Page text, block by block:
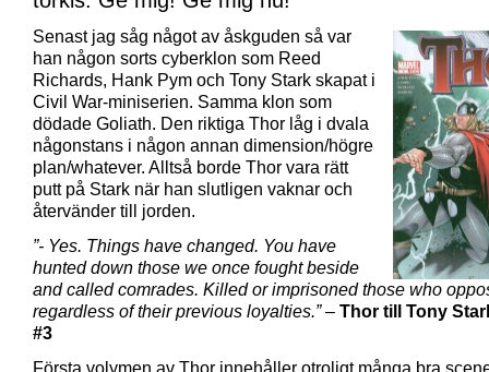
Senast jag såg något av åskguden så var
han någon sorts cyberklon som Reed
Richards, Hank Pym och Tony Stark skapat i
Civil War-miniserien. Samma klon som
dödade Goliath. Den riktiga Thor låg i dvala
någonstans i någon annan dimension/högre
plan/whatever. Alltså borde Thor vara rätt
putt på Stark när han slutligen vaknar och
återvänder till jorden.
”- Yes. Things have changed. You have
hunted down those we once fought beside
and called comrades. Killed or imprisoned those who
regardless of their previous loyalties.” – Thor till Tony
#3
Första volymen av Thor innehåller otroligt många bra